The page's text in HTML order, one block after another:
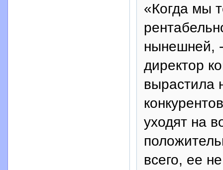
«Когда мы
нынешней,
директор
вырастила
уходят на
всего, ее